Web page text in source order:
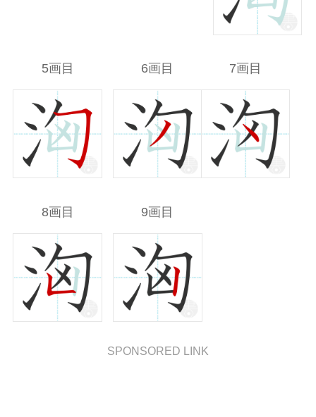
5画目 6画目 7画目
8画目 9画目
SPONSORED LINK